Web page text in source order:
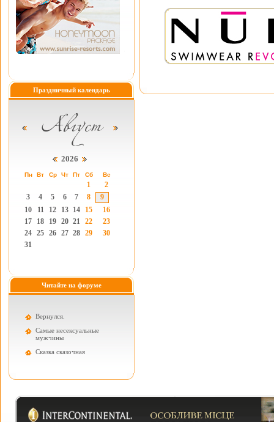
Праздничный календарь
2026
Пн Вт Ср Чт Пт Сб Вс
1
2
3
4 5 6 7 8
9
10
11 12 13 14 15
16
17
18 19 20 21 22
23
24 25 26 27 28 29
30
31
Читайте на форуме
Вернулся.
Самые несексуальные
мужчины
Cказка сказочная